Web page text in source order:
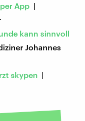
App |
kann sinnvoll
Johannes
skypen |